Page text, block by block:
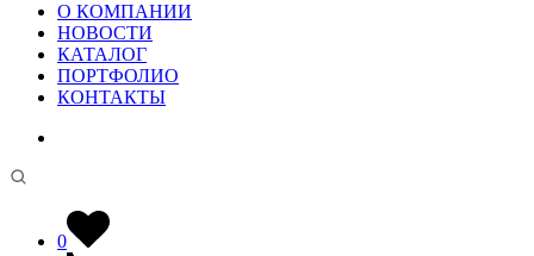
О КОМПАНИИ
НОВОСТИ
КАТАЛОГ
ПОРТФОЛИО
КОНТАКТЫ
0